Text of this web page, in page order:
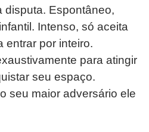
disputa. Espontâneo,
Intenso, só aceita
entrar por inteiro.
para atingir
seu espaço.
seu maior adversário ele